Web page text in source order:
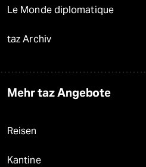
Le Monde diplomatique
taz Archiv
Mehr taz Angebote
Reisen
Kantine